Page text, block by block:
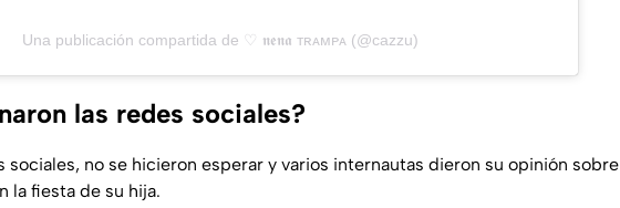
Una publicación compartida de ♡ 𝖓𝖊𝖓𝖆 ᴛʀᴀᴍᴘᴀ (@cazzu)
las redes sociales?
sociales, no se hicieron esperar y varios internautas dieron su opinión sobre
la fiesta de su hija.